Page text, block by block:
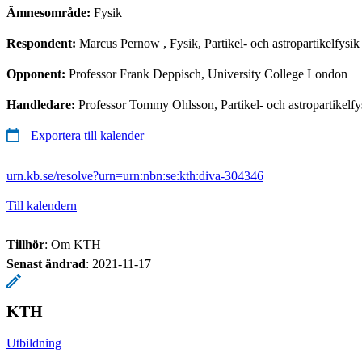
Ämnesområde: Fysik
Respondent: Marcus Pernow , Fysik, Partikel- och astropartikelfysik
Opponent: Professor Frank Deppisch, University College London
Handledare: Professor Tommy Ohlsson, Partikel- och
Exportera till kalender
urn.kb.se/resolve?urn=urn:nbn:se:kth:diva-304346
Till kalendern
Tillhör: Om KTH
Senast ändrad: 2021-11-17
KTH
Utbildning